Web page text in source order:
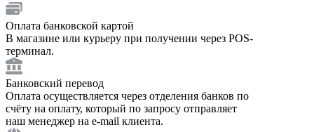
Оплата банковской картой
В магазине или курьеру при получении через POS-
терминал.
Банковский перевод
Оплата осуществляется через отделения банков по
счёту на оплату, который по запросу отправляет
наш менеджер на e-mail клиента.